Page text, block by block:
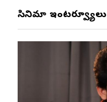
సినిమా ఇంటర్వ్యూలు